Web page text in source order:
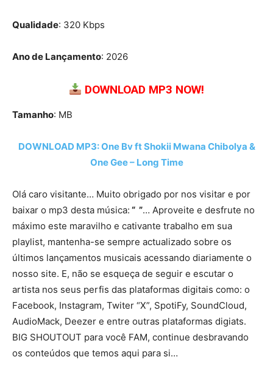
Qualidade: 320 Kbps
Ano de Lançamento: 2026
DOWNLOAD MP3 NOW!
Tamanho: MB
DOWNLOAD MP3: One Bv ft Shokii Mwana Chibolya &
One Gee – Long Time
Olá caro visitante… Muito obrigado por nos visitar e por
baixar o mp3 desta música: “ ”… Aproveite e desfrute no
máximo este maravilho e cativante trabalho em sua
playlist, mantenha-se sempre actualizado sobre os
últimos lançamentos musicais acessando diariamente o
nosso site. E, não se esqueça de seguir e escutar o
artista nos seus perfis das plataformas digitais como: o
Facebook, Instagram, Twiter “X”, SpotiFy, SoundCloud,
AudioMack, Deezer e entre outras plataformas digiats.
BIG SHOUTOUT para você FAM, continue desbravando
os conteúdos que temos aqui para si…